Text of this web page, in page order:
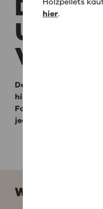
hier.
UND
Designkamine von
hin zu einer
Formsprache und
jedem Wohnraum.
WAS